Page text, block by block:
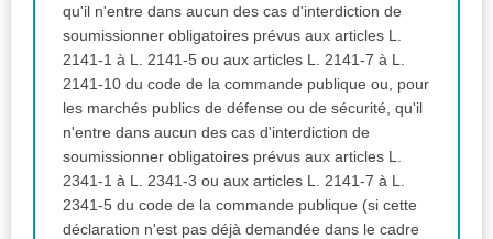
qu'il n'entre dans aucun des cas d'interdiction de
soumissionner obligatoires prévus aux articles L.
2141-1 à L. 2141-5 ou aux articles L. 2141-7 à L.
2141-10 du code de la commande publique ou, pour
les marchés publics de défense ou de sécurité, qu'il
n'entre dans aucun des cas d'interdiction de
soumissionner obligatoires prévus aux articles L.
2341-1 à L. 2341-3 ou aux articles L. 2141-7 à L.
2341-5 du code de la commande publique (si cette
déclaration n'est pas déjà demandée dans le cadre